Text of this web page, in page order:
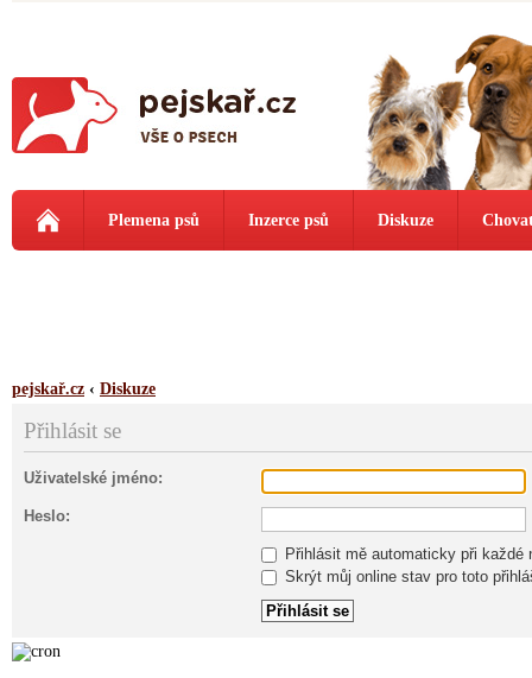
Plemena psů Inzerce psů Diskuze
pejskař.cz ‹ Diskuze
Přihlásit se
Uživatelské jméno:
Heslo:
Přihlásit mě automaticky při každé
Skrýt můj online stav pro toto